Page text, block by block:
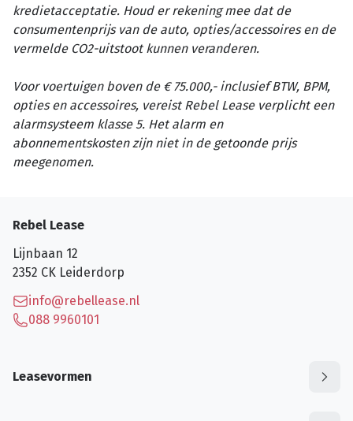
kredietacceptatie. Houd er rekening mee dat de
consumentenprijs van de auto, opties/accessoires en de
vermelde CO2-uitstoot kunnen veranderen.
Voor voertuigen boven de € 75.000,- inclusief BTW, BPM,
opties en accessoires, vereist Rebel Lease verplicht een
alarmsysteem klasse 5. Het alarm en
abonnementskosten zijn niet in de getoonde prijs
meegenomen.
Rebel Lease
Lijnbaan 12
2352 CK Leiderdorp
info@rebellease.nl
088 9960101
Leasevormen